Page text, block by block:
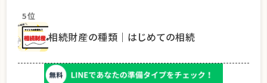
5位
相続財産の種類｜はじめての相続